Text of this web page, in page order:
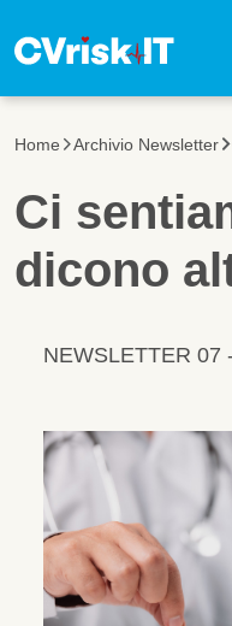
Home Archivio Newsletter
Ci
dicono
NEWSLETTER 07